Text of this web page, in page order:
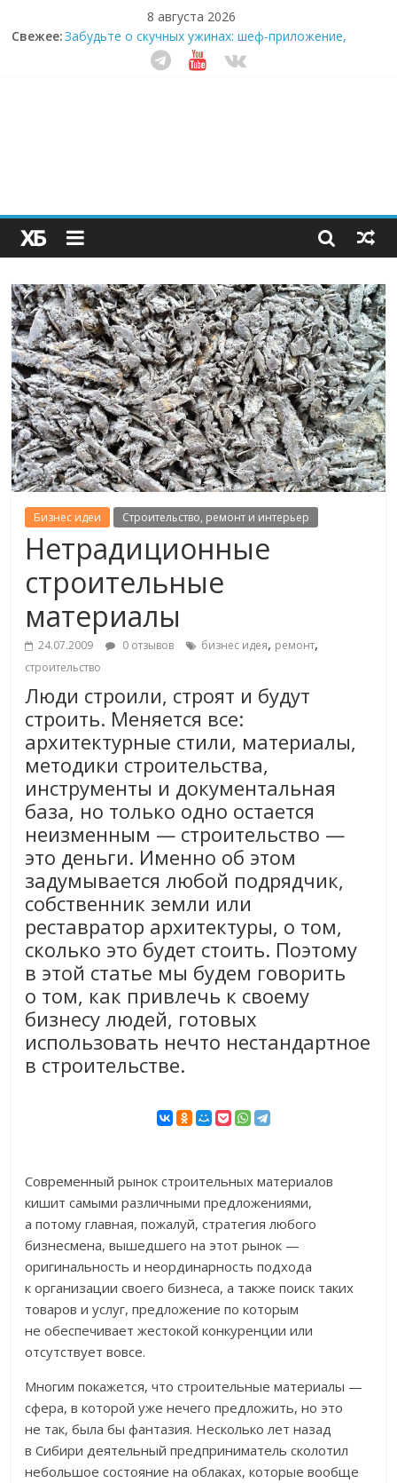
8 августа 2026
Свежее:Забудьте о скучных ужинах: шеф-приложение,
которое видит вашу еду насквозь
Небо зовёт: как бизнес на полётах дронов и
Секрет супергидратации: почему кокосовая вода с
пребиотиками становится главным трендом
здорового питания
Бизнес идеи Строительство, ремонт и интерьер
Нетрадиционные
строительные
материалы
24.07.2009 0 отзывов бизнес идея, ремонт,
строительство
Люди строили, строят и будут
строить. Меняется все:
архитектурные стили, материалы,
методики строительства,
инструменты и документальная
база, но только одно остается
неизменным — строительство —
это деньги. Именно об этом
задумывается любой подрядчик,
собственник земли или
реставратор архитектуры, о том,
сколько это будет стоить. Поэтому
в этой статье мы будем говорить
о том, как привлечь к своему
бизнесу людей, готовых
использовать нечто нестандартное
в строительстве.
Современный рынок строительных материалов
кишит самыми различными предложениями,
а потому главная, пожалуй, стратегия любого
бизнесмена, вышедшего на этот рынок —
оригинальность и неординарность подхода
к организации своего бизнеса, а также поиск таких
товаров и услуг, предложение по которым
не обеспечивает жестокой конкуренции или
отсутствует вовсе.
Многим покажется, что строительные материалы —
сфера, в которой уже нечего предложить, но это
не так, была бы фантазия. Несколько лет назад
в Сибири деятельный предприниматель сколотил
небольшое состояние на облаках, которые вообще